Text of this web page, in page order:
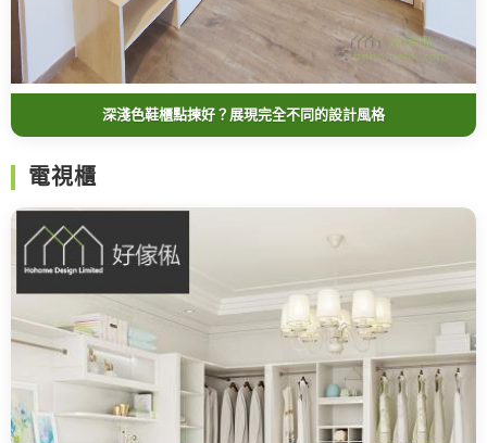
深淺色鞋櫃點揀好？展現完全不同的設計風格
電視櫃